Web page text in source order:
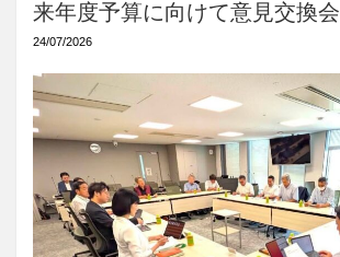
来年度予算に向けて意見交換会
24/07/2026